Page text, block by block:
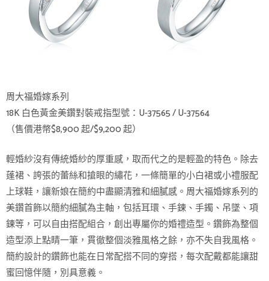
周大福婚嫁系列
18K 白色黃金美鑽對裝戒指型號：U-37565 / U-37564
（售價港幣$8,900 起/$9,200 起）
輕婚紗沒有傳統婚紗的厚重感，取而代之的是輕盈的特色。除去
蓬裙、誇張的蕾絲和搶眼的繡花，一條簡單的小白裙或小禮服配
上球鞋，讓新娘在簡約中盡顯清雅和細膩感。周大福婚嫁系列的
美鑽首飾以簡約細膩為主軸，包括耳環、手鍊、手鐲、吊墜、項
鍊等，可以自由搭配組合，創出專屬你的婚禮造型。鑽飾為整個
造型添上點睛一筆，貫徹整個淡雅風格之餘，亦不失自我風格。
簡約設計的鑽飾也能在日常配搭不同的穿搭，每次配戴都能讓甜
蜜回憶伴隨，別具意義。